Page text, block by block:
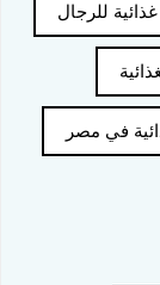
للرجال
في مصر